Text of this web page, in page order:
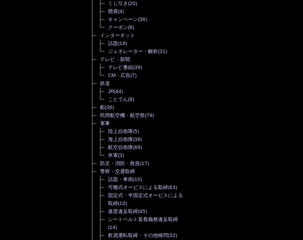
くじ引き(20)
懸賞(4)
キャンペーン(36)
クーポン(8)
インターネット
話題(19)
ジェネレーター・解析(31)
テレビ・新聞
テレビ番組(39)
CM・広告(7)
鉄道
JR(44)
ことでん(9)
船(36)
民間航空機・航空祭(79)
軍事
陸上自衛隊(5)
海上自衛隊(38)
航空自衛隊(69)
米軍(3)
防災・消防・救急(17)
警察・交通取締
話題・車両(10)
可搬式オービスによる取締(63)
固定式・半固定式オービスによる
取締(10)
速度違反取締(45)
シートベルト装着義務違反取締
(14)
飲酒運転取締・その他検問(32)